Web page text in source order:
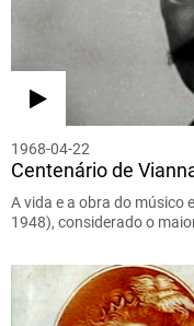
1968-04-22
Centenário de
A vida e a obra do músico
1948), considerado o